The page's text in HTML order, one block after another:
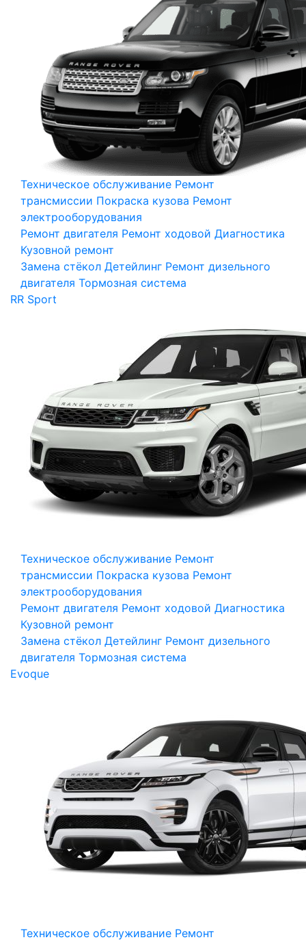
Техническое обслуживание Ремонт
трансмиссии Покраска кузова Ремонт
электрооборудования
Ремонт двигателя Ремонт ходовой Диагностика
Кузовной ремонт
Замена стёкол Детейлинг Ремонт дизельного
двигателя Тормозная система
RR Sport
Техническое обслуживание Ремонт
трансмиссии Покраска кузова Ремонт
электрооборудования
Ремонт двигателя Ремонт ходовой Диагностика
Кузовной ремонт
Замена стёкол Детейлинг Ремонт дизельного
двигателя Тормозная система
Evoque
Техническое обслуживание Ремонт